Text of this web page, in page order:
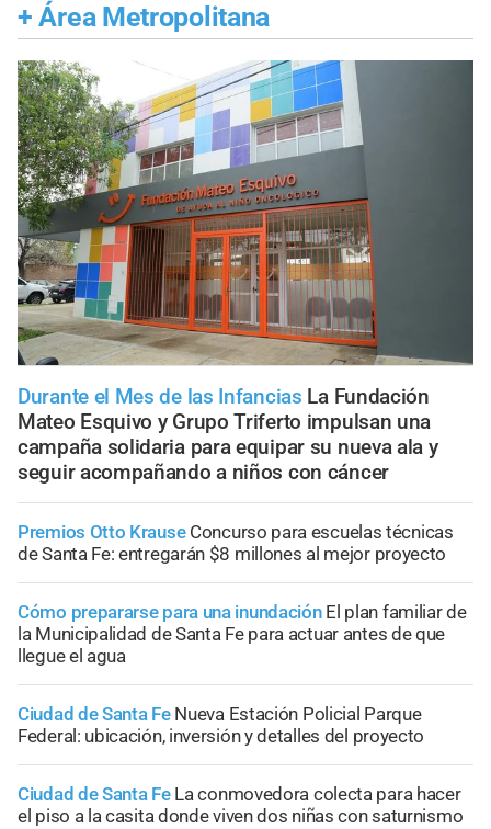
+ Área Metropolitana
Durante el Mes de las Infancias La Fundación
Mateo Esquivo y Grupo Triferto impulsan una
campaña solidaria para equipar su nueva ala y
seguir acompañando a niños con cáncer
Premios Otto Krause Concurso para escuelas técnicas
de Santa Fe: entregarán $8 millones al mejor proyecto
Cómo prepararse para una inundación El plan familiar de
la Municipalidad de Santa Fe para actuar antes de que
llegue el agua
Ciudad de Santa Fe Nueva Estación Policial Parque
Federal: ubicación, inversión y detalles del proyecto
Ciudad de Santa Fe La conmovedora colecta para hacer
el piso a la casita donde viven dos niñas con saturnismo